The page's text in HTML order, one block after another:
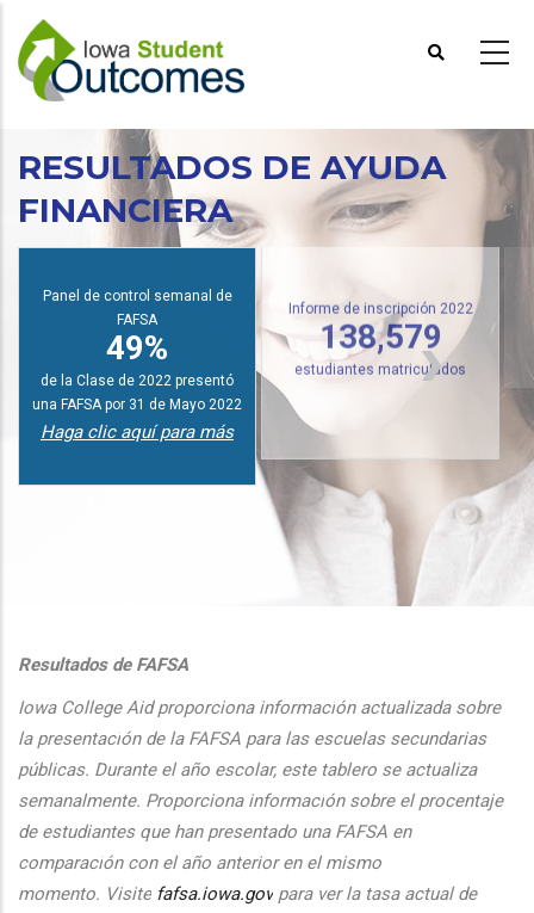
Pasar
contenido
principal
RESULTADOS DE AYUDA
FINANCIERA
Panel de control semanal de
FAFSA
49%
de la Clase de 2022 presentó
una FAFSA por 31 de Mayo 2022
Haga clic aquí para más
Informe de inscripción 2022
138,579
Resultados de FAFSA
Iowa College Aid proporciona información actualizada sobre
la presentación de la FAFSA para las escuelas secundarias
públicas. Durante el año escolar, este tablero se actualiza
semanalmente. Proporciona información sobre el procentaje
de estudiantes que han presentado una FAFSA en
comparación con el año anterior en el mismo
momento. Visite fafsa.iowa.gov para ver la tasa actual de